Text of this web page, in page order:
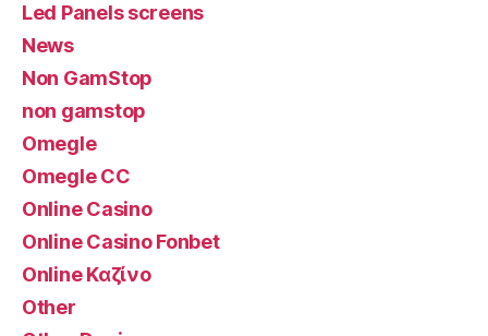
Led Panels screens
News
Non GamStop
non gamstop
Omegle
Omegle CC
Online Casino
Online Casino Fonbet
Online Καζίνο
Other